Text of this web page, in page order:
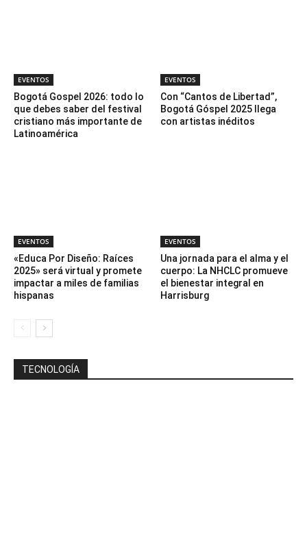
EVENTOS
Bogotá Gospel 2026: todo lo
que debes saber del festival
cristiano más importante de
Latinoamérica
EVENTOS
Con “Cantos de Libertad”,
Bogotá Góspel 2025 llega
con artistas inéditos
EVENTOS
«Educa Por Diseño: Raíces
2025» será virtual y promete
impactar a miles de familias
hispanas
EVENTOS
Una jornada para el alma y el
cuerpo: La NHCLC promueve
el bienestar integral en
Harrisburg
TECNOLOGÍA